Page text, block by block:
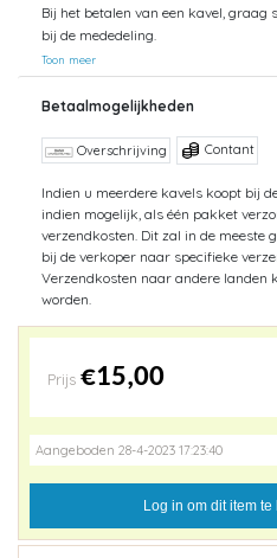
Bij het betalen van een kavel,
bij de mededeling.
Toon meer
Betaalmogelijkheden
Overschrijving Contant
Indien u meerdere kavels koopt bij
indien mogelijk, als één pakket
verzendkosten. Dit zal in de meeste
bij de verkoper naar specifieke
Verzendkosten naar andere landen
worden.
Prijs €15,00
Aangeboden 28-4-2023 17:23:40
Log in om dit item